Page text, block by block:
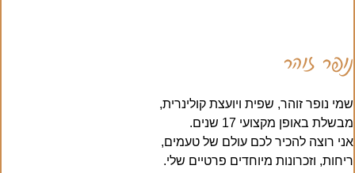
נופר זוהר
שמי נופר זוהר, שפית ויועצת קולינרית,
מבשלת באופן מקצועי 17 שנים.
אני רוצה להכיר לכם עולם של טעמים,
ריחות, וזכרונות מיוחדים פרטיים שלי.